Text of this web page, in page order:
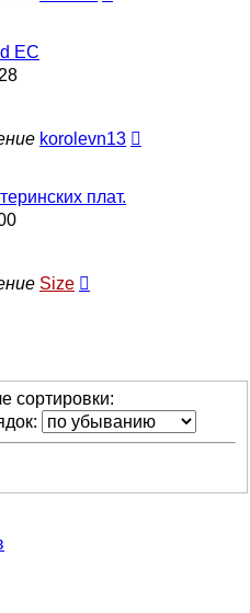
EC
korolevn13
плат.
Size
сортировки: